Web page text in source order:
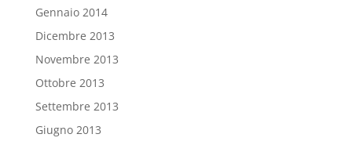
Gennaio 2014
Dicembre 2013
Novembre 2013
Ottobre 2013
Settembre 2013
Giugno 2013